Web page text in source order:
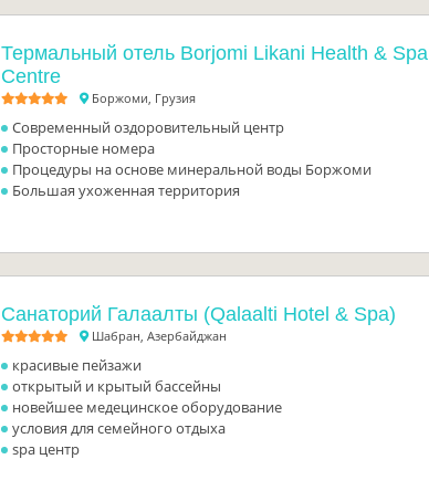
Термальный отель Borjomi Likani Health & Spa
Centre
Боржоми, Грузия
Современный оздоровительный центр
Просторные номера
Процедуры на основе минеральной воды Боржоми
Большая ухоженная территория
Санаторий Галаалты (Qalaalti Hotel & Spa)
Шабран, Азербайджан
красивые пейзажи
открытый и крытый бассейны
новейшее медецинское оборудование
условия для семейного отдыха
spa центр